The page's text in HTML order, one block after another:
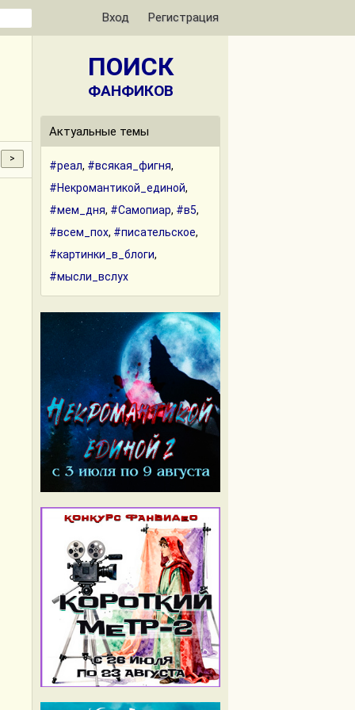
Вход Регистрация
ПОИСК
ФАНФИКОВ
Актуальные темы
#реал, #всякая_фигня,
#Некромантикой_единой,
#мем_дня, #Самопиар, #в5,
#всем_пох, #писательское,
#картинки_в_блоги,
#мысли_вслух